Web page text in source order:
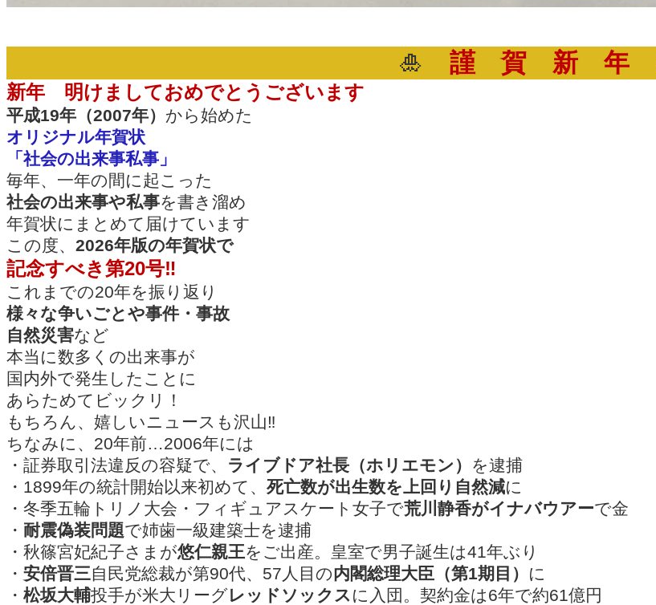
🎍 謹 賀 新 年
新年 明けましておめでとうございます
平成19年（2007年） から始めた
オリジナル年賀状
「社会の出来事私事」
毎年、一年の間に起こった
社会の出来事や私事を書き溜め
年賀状にまとめて届けています
この度、 2026年版の年賀状で
記念すべき第20号‼
これまでの20年を振り返り
様々な争いごとや事件・事故
自然災害など
本当に数多くの出来事が
国内外で発生したことに
あらためてビックリ！
もちろん、嬉しいニュースも沢山‼
ちなみに、20年前…2006年には
・証券取引法違反の容疑で、 ライブドア社長（ホリエモン） を逮捕
・1899年の統計開始以来初めて、 死亡数が出生数を上回り自然減に
・冬季五輪トリノ大会・フィギュアスケート女子で荒川静香がイナバウアーで金
・ 耐震偽装問題で姉歯一級建築士を逮捕
・秋篠宮妃紀子さまが悠仁親王をご出産。皇室で男子誕生は41年ぶり
・ 安倍晋三自民党総裁が第90代、57人目の内閣総理大臣（第1期目） に
・ 松坂大輔投手が米大リーグレッドソックス に入団。契約金は6年で約61億円